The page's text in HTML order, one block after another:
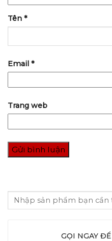
GỌI NGAY
Tên *
Email *
Trang web